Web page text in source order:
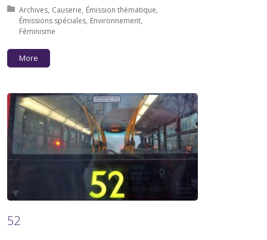
Posted in:
Archives Causerie Émission thématique
Émissions spéciales Environnement
Féminisme
More
52